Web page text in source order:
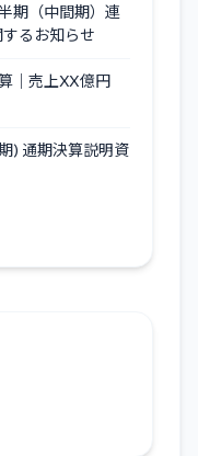
期（中間期）連
るお知らせ
｜売上XX億円
) 通期決算説明資